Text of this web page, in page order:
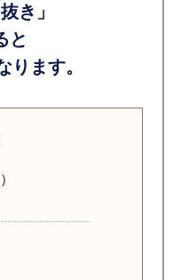
き」
と
ます。